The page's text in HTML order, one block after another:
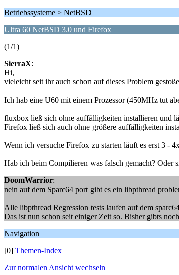
Betriebssysteme > NetBSD
Ultra 60 NetBSD 3.0 und Firefox
(1/1)
SierraX:
Hi,
vieleicht seit ihr auch schon auf dieses Problem
Ich hab eine U60 mit einem Prozessor (450MHz tut
fluxbox ließ sich ohne auffälligkeiten installieren und
Firefox ließ sich auch ohne größere auffälligkeiten
Wenn ich versuche Firefox zu starten läuft es erst 3 -
Hab ich beim Compilieren was falsch gemacht? Oder
DoomWarrior:
nein auf dem Sparc64 port gibt es ein libpthread
Alle libpthread Regression tests laufen auf dem
Das ist nun schon seit einiger Zeit so. Bisher gibts
Navigation
[0] Themen-Index
Zur normalen Ansicht wechseln